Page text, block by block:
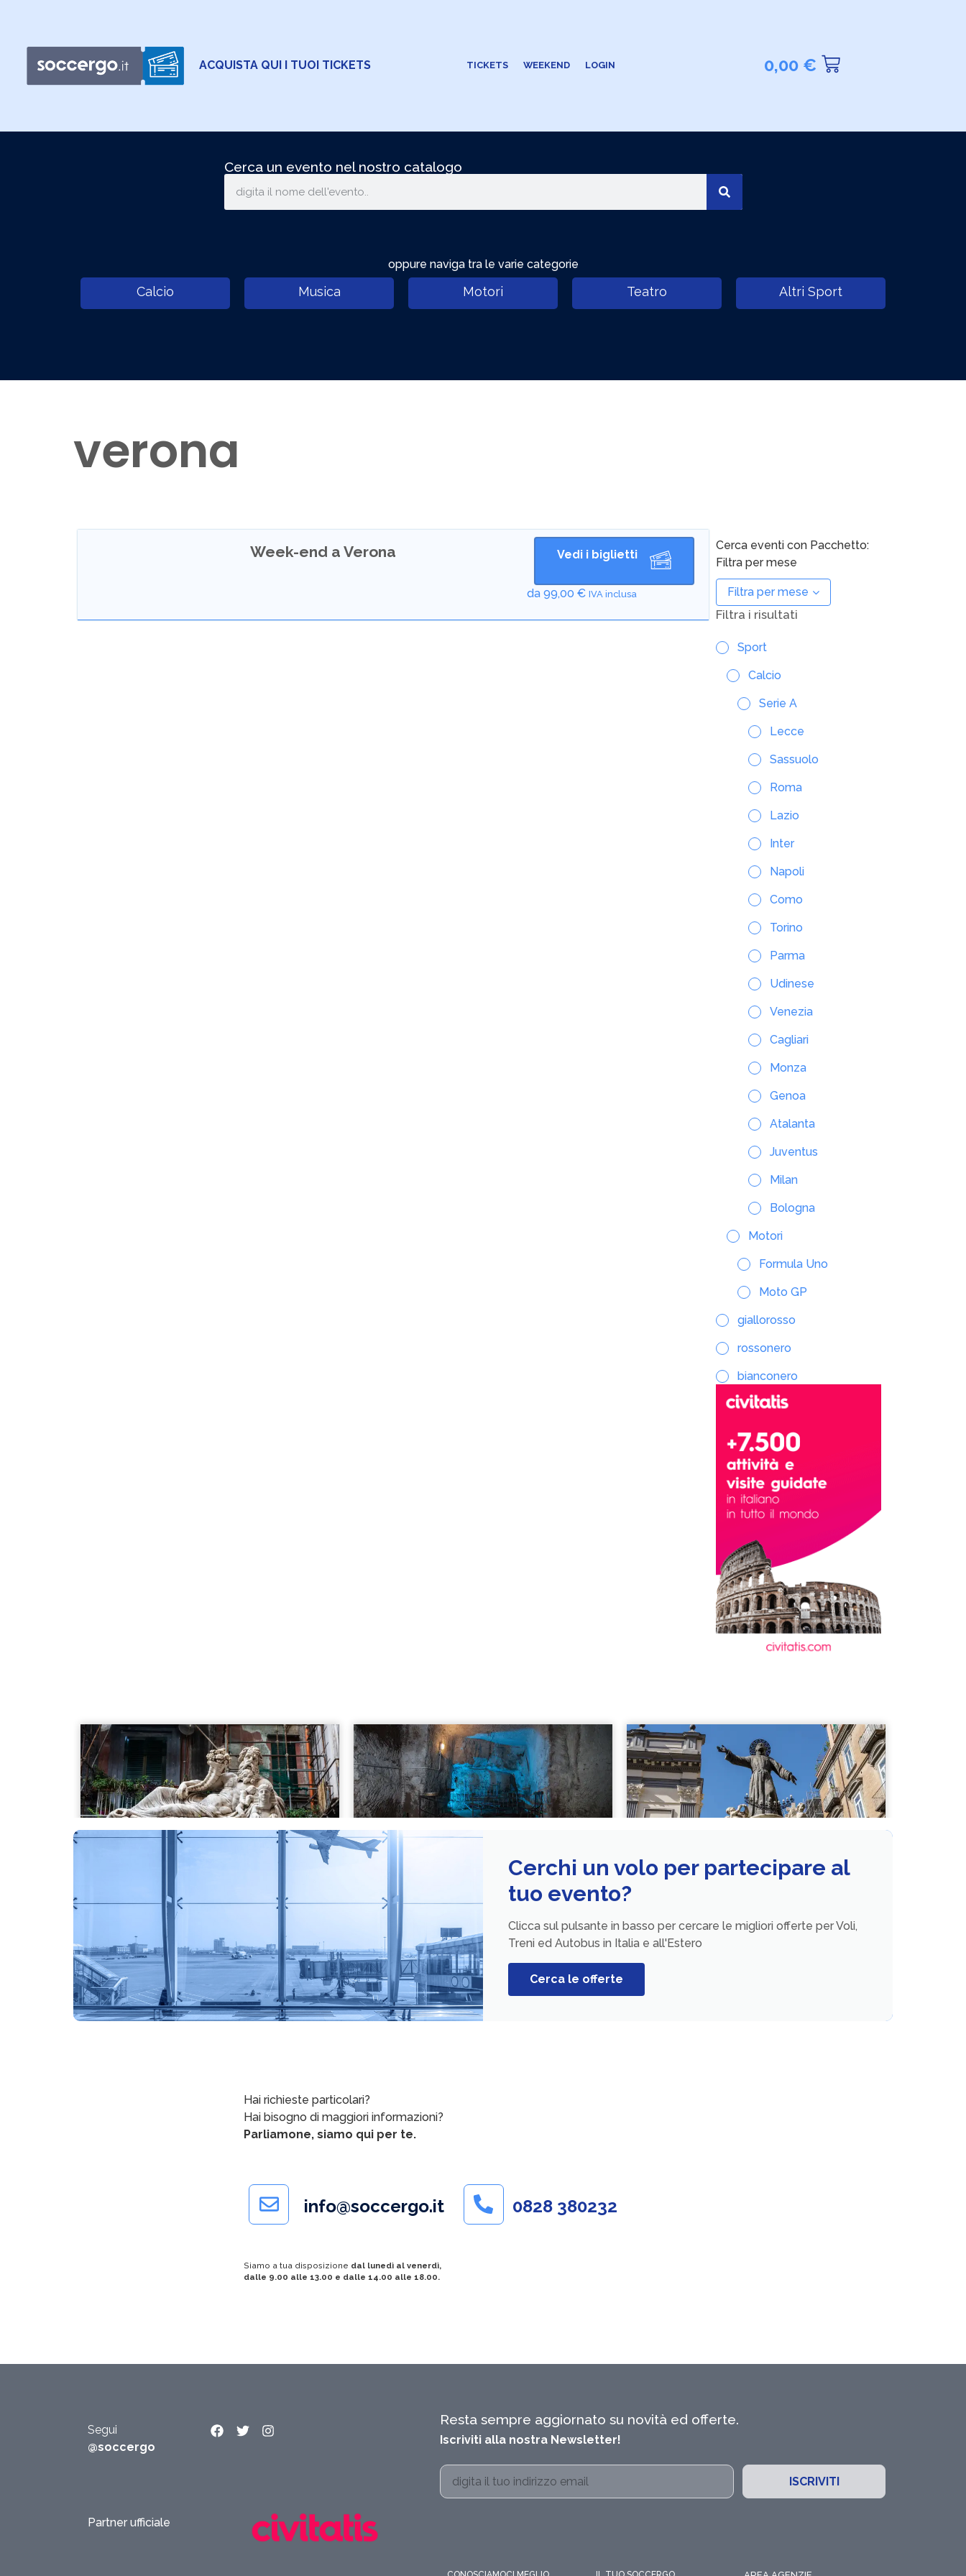
ACQUISTA QUI I TUOI TICKETS TICKETS WEEKEND LOGIN 0,00 €
Cerca un evento nel nostro catalogo
oppure naviga tra le varie categorie
Calcio Musica Motori Teatro Altri Sport
verona
Week-end a Verona Vedi i biglietti
da 99,00 € IVA inclusa
Cerca eventi con Pacchetto:
Filtra per mese
Filtra per mese
Filtra i risultati
Sport
Calcio
Serie A
Lecce
Sassuolo
Roma
Lazio
Inter
Napoli
Como
Torino
Parma
Udinese
Venezia
Cagliari
Monza
Genoa
Atalanta
Juventus
Milan
Bologna
Motori
Formula Uno
Moto GP
giallorosso
rossonero
bianconero
Cerchi un volo per partecipare al
tuo evento?
Clicca sul pulsante in basso per cercare le migliori offerte per Voli,
Treni ed Autobus in Italia e all'Estero
Cerca le offerte
Hai richieste particolari?
Hai bisogno di maggiori informazioni?
Parliamone, siamo qui per te.
info@soccergo.it 0828 380232
Siamo a tua disposizione dal lunedì al venerdì,
dalle 9.00 alle 13.00 e dalle 14.00 alle 18.00.
Segui
@soccergo
Partner ufficiale
Resta sempre aggiornato su novità ed offerte.
Iscriviti alla nostra Newsletter!
ISCRIVITI